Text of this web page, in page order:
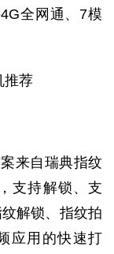
全网通、7模
来自瑞典指纹
支持解锁、支
解锁、指纹拍
应用的快速打